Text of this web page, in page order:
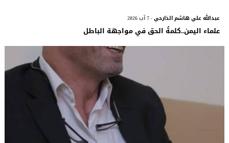
عبدالله علي هاشم الذارحي- 7 آب 2026
علماء اليمن..كلمةُ الحق في مواجهة الباطل